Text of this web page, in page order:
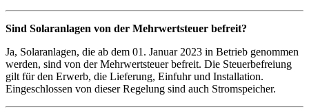
Sind Solaranlagen von der Mehrwertsteuer befreit?
Ja, Solaranlagen, die ab dem 01. Januar 2023 in Betrieb genommen
werden, sind von der Mehrwertsteuer befreit. Die Steuerbefreiung
gilt für den Erwerb, die Lieferung, Einfuhr und Installation.
Eingeschlossen von dieser Regelung sind auch Stromspeicher.